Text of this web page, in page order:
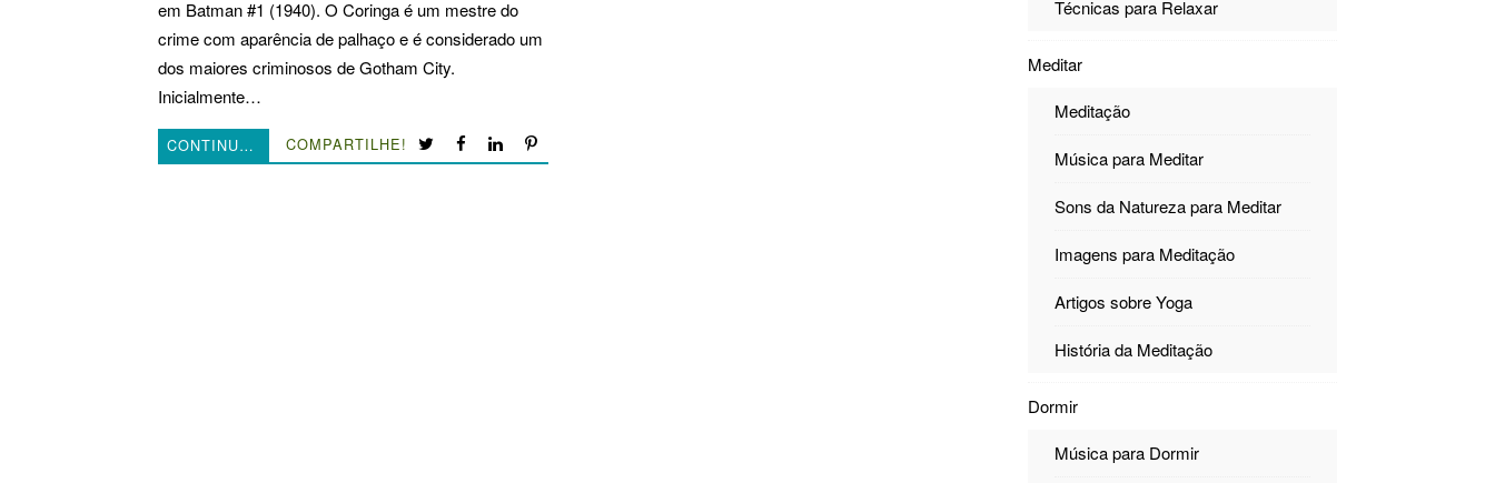
em Batman #1 (1940). O Coringa é um mestre do
crime com aparência de palhaço e é considerado um
dos maiores criminosos de Gotham City.
Inicialmente…
CONTINUE LENDO COMPARTILHE!
Técnicas para Relaxar
Meditar
Meditação
Música para Meditar
Sons da Natureza para Meditar
Imagens para Meditação
Artigos sobre Yoga
História da Meditação
Dormir
Música para Dormir